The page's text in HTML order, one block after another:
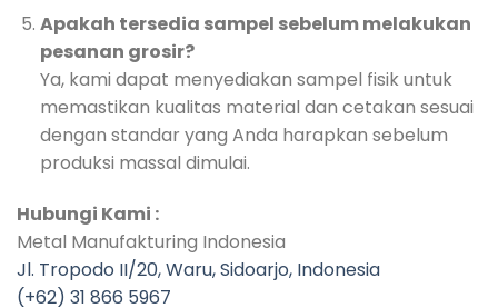
Apakah tersedia sampel sebelum melakukan
pesanan grosir?
Ya, kami dapat menyediakan sampel fisik untuk
memastikan kualitas material dan cetakan sesuai
dengan standar yang Anda harapkan sebelum
produksi massal dimulai.
Hubungi Kami :
Metal Manufakturing Indonesia
Jl. Tropodo II/20, Waru, Sidoarjo, Indonesia
(+62) 31 866 5967